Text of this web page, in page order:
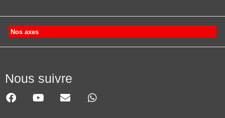
Nos axes
Nous suivre